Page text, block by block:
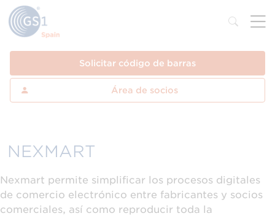
Solicitar código de barras
Área de socios
NEXMART
Nexmart permite simplificar los procesos digitales
de comercio electrónico entre fabricantes y socios
comerciales, así como reproducir toda la